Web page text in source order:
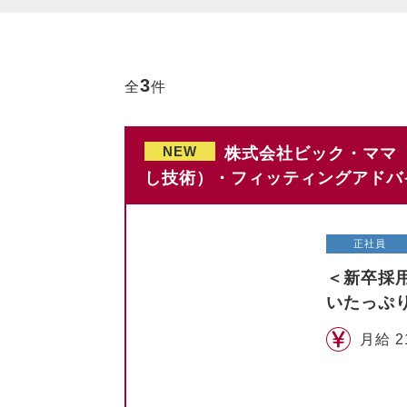
全3件
NEW
株式会社ビック・マ
し技術）・フィッティングアド
正社員
＜新卒採
いたっぷ
月給